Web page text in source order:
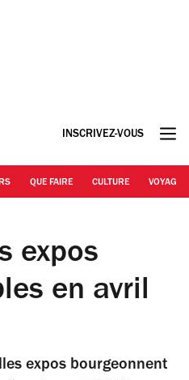
INSCRIVEZ-VOUS
QUE FAIRE CULTURE VOYAGE
expos
en avril
expos bourgeonnent